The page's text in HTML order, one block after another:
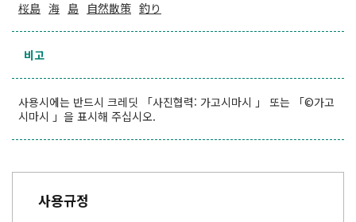
桜島 海 島 自然散策 釣り
비고
사용시에는 반드시 크레딧 「사진협력: 가고시마시 」 또는 「©가고
시마시 」을 표시해 주십시오.
사용규정